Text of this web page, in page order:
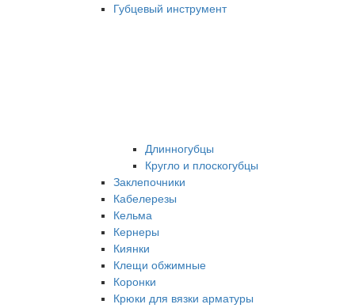
Губцевый инструмент
Длинногубцы
Кругло и плоскогубцы
Заклепочники
Кабелерезы
Кельма
Кернеры
Киянки
Клещи обжимные
Коронки
Крюки для вязки арматуры